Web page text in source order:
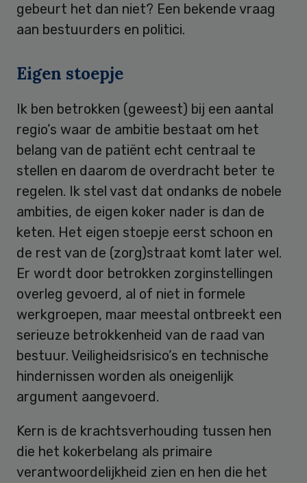
gebeurt het dan niet? Een bekende vraag
aan bestuurders en politici.
Eigen stoepje
Ik ben betrokken (geweest) bij een aantal
regio’s waar de ambitie bestaat om het
belang van de patiënt echt centraal te
stellen en daarom de overdracht beter te
regelen. Ik stel vast dat ondanks de nobele
ambities, de eigen koker nader is dan de
keten. Het eigen stoepje eerst schoon en
de rest van de (zorg)straat komt later wel.
Er wordt door betrokken zorginstellingen
overleg gevoerd, al of niet in formele
werkgroepen, maar meestal ontbreekt een
serieuze betrokkenheid van de raad van
bestuur. Veiligheidsrisico’s en technische
hindernissen worden als oneigenlijk
argument aangevoerd.
Kern is de krachtsverhouding tussen hen
die het kokerbelang als primaire
verantwoordelijkheid zien en hen die het